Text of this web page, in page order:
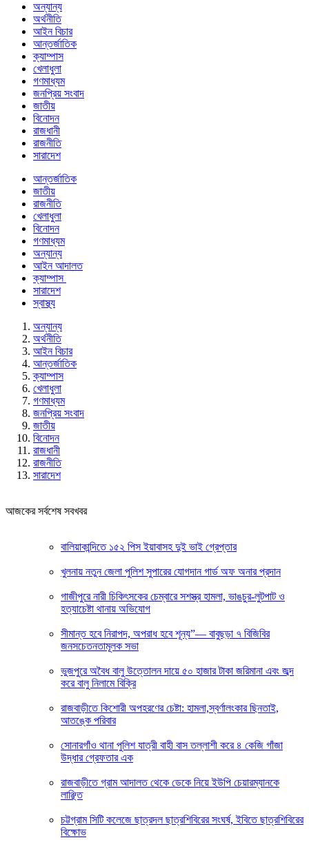
অন্যান্য
অর্থনীতি
আইন বিচার
আন্তর্জাতিক
ক্যাম্পাস
খেলাধুলা
গণমাধ্যম
জনপ্রিয় সংবাদ
জাতীয়
বিনোদন
রাজধানী
রাজনীতি
সারাদেশ
আন্তর্জাতিক
জাতীয়
রাজনীতি
খেলাধুলা
বিনোদন
গণমাধ্যম
অন্যান্য
আইন আদালত
ক্যাম্পাস
সারাদেশ
স্বাস্থ্য
অন্যান্য
অর্থনীতি
আইন বিচার
আন্তর্জাতিক
ক্যাম্পাস
খেলাধুলা
গণমাধ্যম
জনপ্রিয় সংবাদ
জাতীয়
বিনোদন
রাজধানী
রাজনীতি
সারাদেশ
আজকের সর্বশেষ সবখবর
বালিয়াকান্দিতে ১৫২ পিস ইয়াবাসহ দুই ভাই গ্রেপ্তার
খুলনায় নতুন জেলা পুলিশ সুপারের যোগদান গার্ড অফ অনার প্রদান
গাজীপুরে নারী চিকিৎসকের চেম্বারে সশস্ত্র হামলা, ভাঙচুর-লুটপাট ও
হত্যাচেষ্টা থানায় অভিযোগ
সীমান্ত হবে নিরাপদ, অপরাধ হবে শূন্য”— বাবুছড়া ৭ বিজিবির
জনসচেতনতামূলক সভা
ভুজপুরে অবৈধ বালু উত্তোলন দায়ে ৫০ হাজার টাকা জরিমানা এবং জব্দ
করে বালু নিলামে বিক্রি
রাজবাড়ীতে কিশোরী অপহরণের চেষ্টা: হামলা,স্বর্ণালংকার ছিনতাই,
আতঙ্কে পরিবার
সোনারগাঁও থানা পুলিশ যাত্রী বাহী বাস তল্লাশী করে ৪ কেজি গাঁজা
উদ্ধার গ্রেফতার এক
রাজবাড়ীতে গ্রাম আদালত থেকে ডেকে নিয়ে ইউপি চেয়ারম্যানকে
লাঞ্ছিত
চট্টগ্রাম সিটি কলেজে ছাত্রদল ছাত্রশিবিরের সংঘর্ষ, ইবিতে ছাত্রশিবিরের
বিক্ষোভ